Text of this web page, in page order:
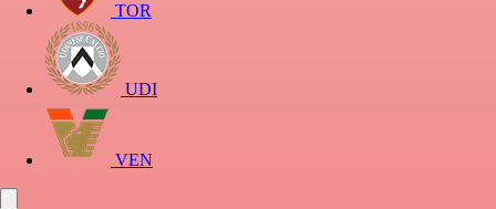
TOR
UDI
VEN